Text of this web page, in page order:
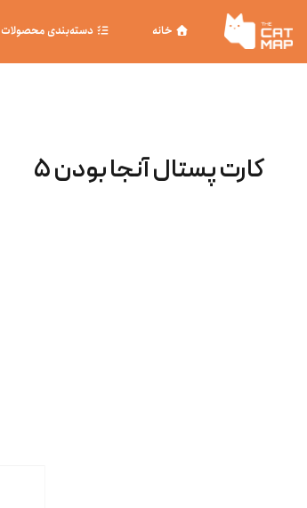
خانه دسته‌بندی محصولات
کارت پستال آنجا بودن ۵